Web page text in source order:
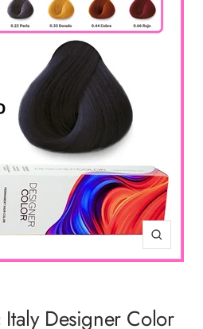
Zoom
Italy Designer Color